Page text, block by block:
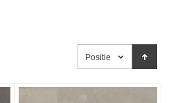
Positie